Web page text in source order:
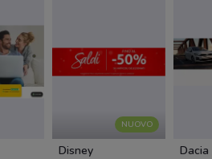
NUOVO
Disney Dacia